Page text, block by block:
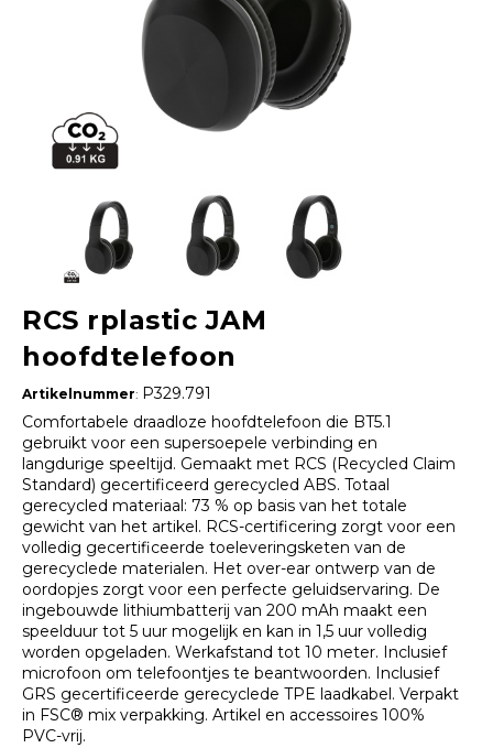
RCS rplastic JAM
hoofdtelefoon
Artikelnummer: P329.791
Comfortabele draadloze hoofdtelefoon die BT5.1
gebruikt voor een supersoepele verbinding en
langdurige speeltijd. Gemaakt met RCS (Recycled Claim
Standard) gecertificeerd gerecycled ABS. Totaal
gerecycled materiaal: 73 % op basis van het totale
gewicht van het artikel. RCS-certificering zorgt voor een
volledig gecertificeerde toeleveringsketen van de
gerecyclede materialen. Het over-ear ontwerp van de
oordopjes zorgt voor een perfecte geluidservaring. De
ingebouwde lithiumbatterij van 200 mAh maakt een
speelduur tot 5 uur mogelijk en kan in 1,5 uur volledig
worden opgeladen. Werkafstand tot 10 meter. Inclusief
microfoon om telefoontjes te beantwoorden. Inclusief
GRS gecertificeerde gerecyclede TPE laadkabel. Verpakt
in FSC® mix verpakking. Artikel en accessoires 100%
PVC-vrij.